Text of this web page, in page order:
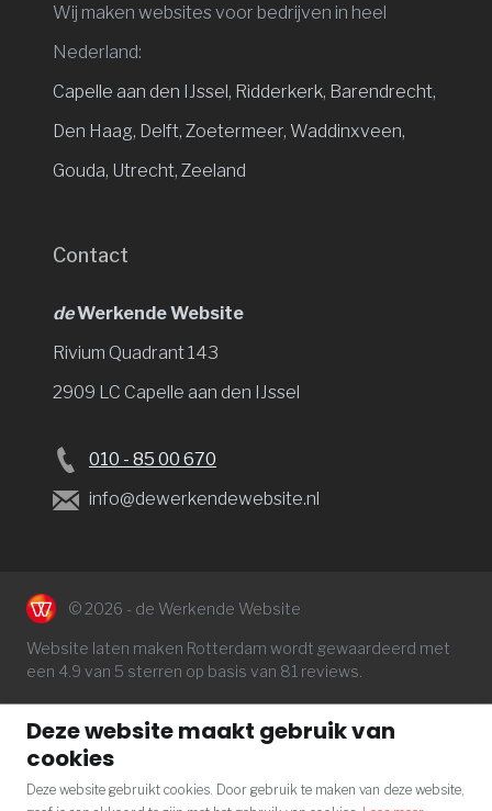
Wij maken websites voor bedrijven in heel
Nederland:
Capelle aan den IJssel, Ridderkerk, Barendrecht,
Den Haag, Delft, Zoetermeer, Waddinxveen,
Gouda, Utrecht, Zeeland
Contact
deWerkende Website
Rivium Quadrant 143
2909 LC Capelle aan den IJssel
010 - 85 00 670
info@dewerkendewebsite.nl
© 2026 - de Werkende Website
Website laten maken Rotterdam wordt gewaardeerd met
een 4.9 van 5 sterren op basis van 81 reviews.
Deze website maakt gebruik van
cookies
Deze website gebruikt cookies. Door gebruik te maken van deze website,